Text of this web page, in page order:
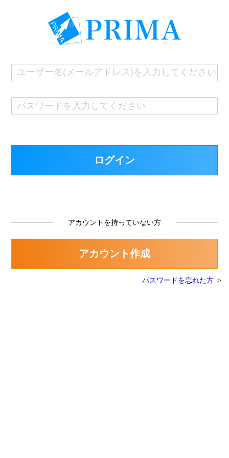
アカウントを持っていない方
アカウント作成
パスワードを忘れた方